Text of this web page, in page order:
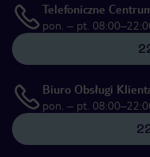
Telefoniczne
pon. – pt.
Biuro Obsługi
pon. – pt.